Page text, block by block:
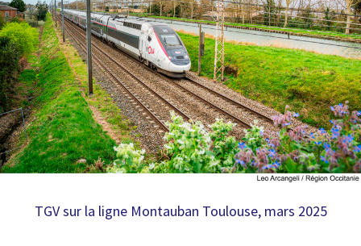
TGV sur la ligne Montauban Toulouse, mars 2025